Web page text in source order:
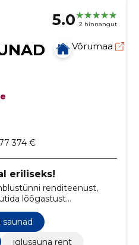
5.0 2 hinnangut
Võrumaa
77 374 €
eriliseks!
renditeenust,
lõõgastust
iglusauna rent